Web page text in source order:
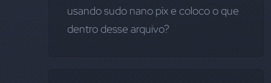
usando sudo nano pix e coloco o que
dentro desse arquivo?